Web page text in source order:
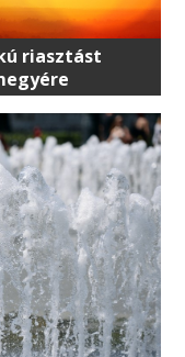
riasztást